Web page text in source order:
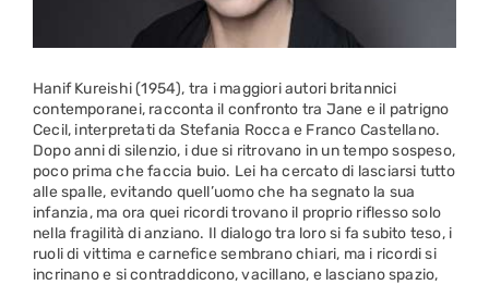
Hanif Kureishi (1954), tra i maggiori autori britannici
contemporanei, racconta il confronto tra Jane e il patrigno
Cecil, interpretati da Stefania Rocca e Franco Castellano.
Dopo anni di silenzio, i due si ritrovano in un tempo sospeso,
poco prima che faccia buio. Lei ha cercato di lasciarsi tutto
alle spalle, evitando quell’uomo che ha segnato la sua
infanzia, ma ora quei ricordi trovano il proprio riflesso solo
nella fragilità di anziano. Il dialogo tra loro si fa subito teso, i
ruoli di vittima e carnefice sembrano chiari, ma i ricordi si
incrinano e si contraddicono, vacillano, e lasciano spazio,